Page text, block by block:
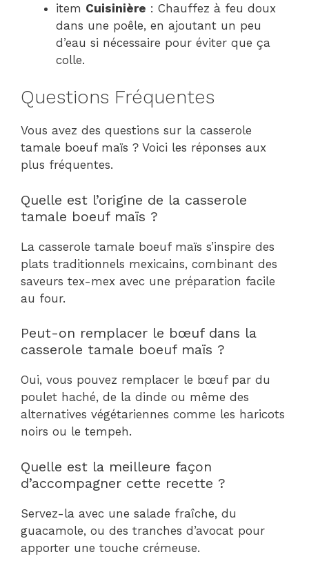
item Cuisinière : Chauffez à feu doux
dans une poêle, en ajoutant un peu
d’eau si nécessaire pour éviter que ça
colle.
Questions Fréquentes
Vous avez des questions sur la casserole
tamale boeuf maïs ? Voici les réponses aux
plus fréquentes.
Quelle est l’origine de la casserole
tamale boeuf maïs ?
La casserole tamale boeuf maïs s’inspire des
plats traditionnels mexicains, combinant des
saveurs tex-mex avec une préparation facile
au four.
Peut-on remplacer le bœuf dans la
casserole tamale boeuf maïs ?
Oui, vous pouvez remplacer le bœuf par du
poulet haché, de la dinde ou même des
alternatives végétariennes comme les haricots
noirs ou le tempeh.
Quelle est la meilleure façon
d’accompagner cette recette ?
Servez-la avec une salade fraîche, du
guacamole, ou des tranches d’avocat pour
apporter une touche crémeuse.